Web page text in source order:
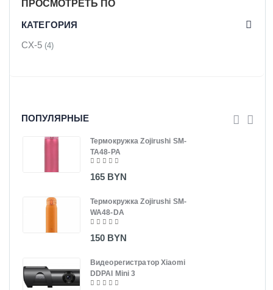
ПРОСМОТРЕТЬ ПО
КАТЕГОРИЯ
CX-5 (4)
ПОПУЛЯРНЫЕ
Термокружка Zojirushi SM-
TA48-PA
165 BYN
Термокружка Zojirushi SM-
WA48-DA
150 BYN
Видеорегистратор Xiaomi
DDPAI Mini 3